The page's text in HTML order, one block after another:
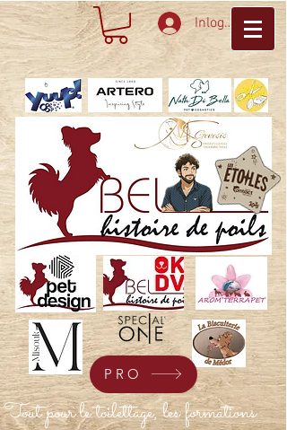
Inloggen
Tout pour le toilettage, les formations
PRO